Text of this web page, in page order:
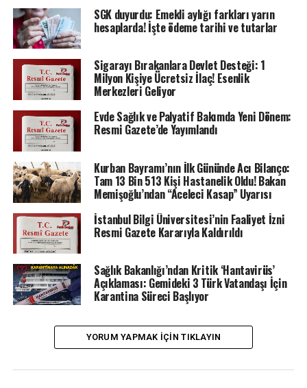
SGK duyurdu: Emekli aylığı farkları yarın
hesaplarda! İşte ödeme tarihi ve tutarlar
Sigarayı Bırakanlara Devlet Desteği: 1
Milyon Kişiye Ücretsiz İlaç! Esenlik
Merkezleri Geliyor
Evde Sağlık ve Palyatif Bakımda Yeni Dönem:
Resmi Gazete’de Yayımlandı
Kurban Bayramı’nın İlk Gününde Acı Bilanço:
Tam 13 Bin 513 Kişi Hastanelik Oldu! Bakan
Memişoğlu’ndan “Aceleci Kasap” Uyarısı
İstanbul Bilgi Üniversitesi’nin Faaliyet İzni
Resmi Gazete Kararıyla Kaldırıldı
Sağlık Bakanlığı’ndan Kritik ‘Hantavirüs’
Açıklaması: Gemideki 3 Türk Vatandaşı İçin
Karantina Süreci Başlıyor
YORUM YAPMAK IÇIN TIKLAYIN